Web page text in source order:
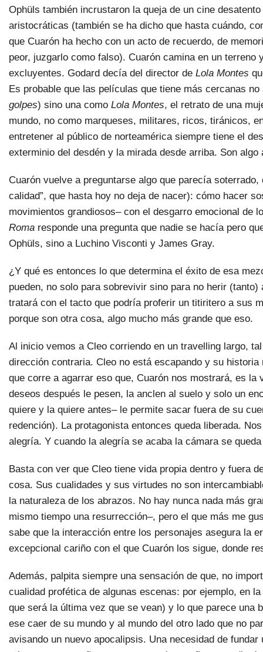
Ophüls también incrustaron la queja de un cine
aristocráticas (también se ha dicho que hasta cuándo,
que Cuarón ha hecho con un acto de recuerdo, de
peor, juzgarlo como falso). Cuarón camina en un
excluyentes. Godard decía del director de Lola Montes
Es probable que las películas que tiene más cercanas
golpes) sino una como Lola Montes, el retrato de una
mundo, no como marqueses, militares, ricos, tiránicos,
entretener al público de norteamérica siempre tiene el
exterminio del desdén y la mirada desde arriba. Son
Cuarón vuelve a preguntarse algo que parecía
calidad”, que hasta hoy no deja de nacer): cómo hacer
movimientos grandiosos– con el desgarro emocional de
Roma responde una pregunta que nadie se hacía pero
Ophüls, sino a Luchino Visconti y James Gray.
¿Y qué es entonces lo que determina el éxito de esa
pueden, no solo para sobrevivir sino para no herir
tratará con el tacto que podría proferir un titiritero a sus
porque son otra cosa, algo mucho más grande que eso.
Al inicio vemos a Cleo corriendo en un travelling largo,
dirección contraria. Cleo no está escapando y su
que corre a agarrar eso que, Cuarón nos mostrará, es
deseos después le pesen, la anclen al suelo y solo un
quiere y la quiere antes– le permite sacar fuera de su
redención). La protagonista entonces queda liberada.
alegría. Y cuando la alegría se acaba la cámara se
Basta con ver que Cleo tiene vida propia dentro y fuera
cosa. Sus cualidades y sus virtudes no son
la naturaleza de los abrazos. No hay nunca nada más
mismo tiempo una resurrección–, pero el que más me
sabe que la interacción entre los personajes asegura la
excepcional cariño con el que Cuarón los sigue, donde
Además, palpita siempre una sensación de que, no
cualidad profética de algunas escenas: por ejemplo, en
que será la última vez que se vean) y lo que parece una
ese caer de su mundo y al mundo del otro lado que no
avisando un nuevo apocalipsis. Una necesidad de